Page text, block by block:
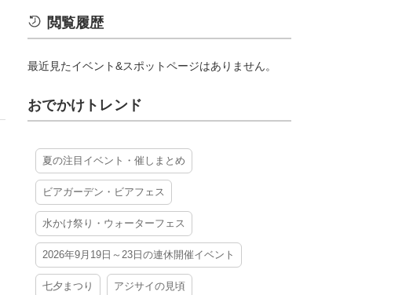
閲覧履歴
最近見たイベント&スポットページはありません。
おでかけトレンド
夏の注目イベント・催しまとめ
ビアガーデン・ビアフェス
水かけ祭り・ウォーターフェス
2026年9月19日～23日の連休開催イベント
七夕まつり アジサイの見頃